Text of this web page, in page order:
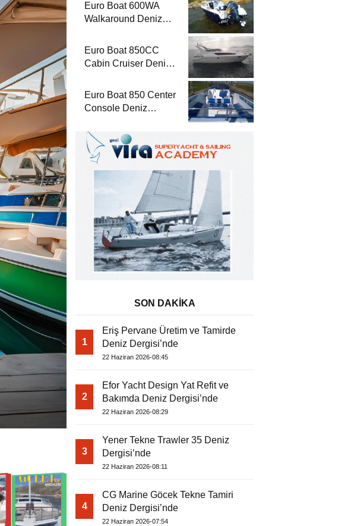
Euro Boat 600WA
Walkaround Deniz
Euro Boat 850CC
Cabin Cruiser Deniz
Euro Boat 850 Center
Console Deniz
SON DAKİKA
1
Eriş Pervane Üretim ve Tamirde
Deniz Dergisi’nde
22 Haziran 2026-08:45
2
Efor Yacht Design Yat Refit ve
Bakımda Deniz Dergisi’nde
22 Haziran 2026-08:29
3
Yener Tekne Trawler 35 Deniz
Dergisi’nde
22 Haziran 2026-08:11
4
CG Marine Göcek Tekne Tamiri
Deniz Dergisi’nde
22 Haziran 2026-07:54